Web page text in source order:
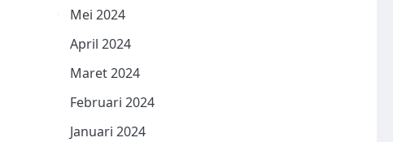
Mei 2024
April 2024
Maret 2024
Februari 2024
Januari 2024